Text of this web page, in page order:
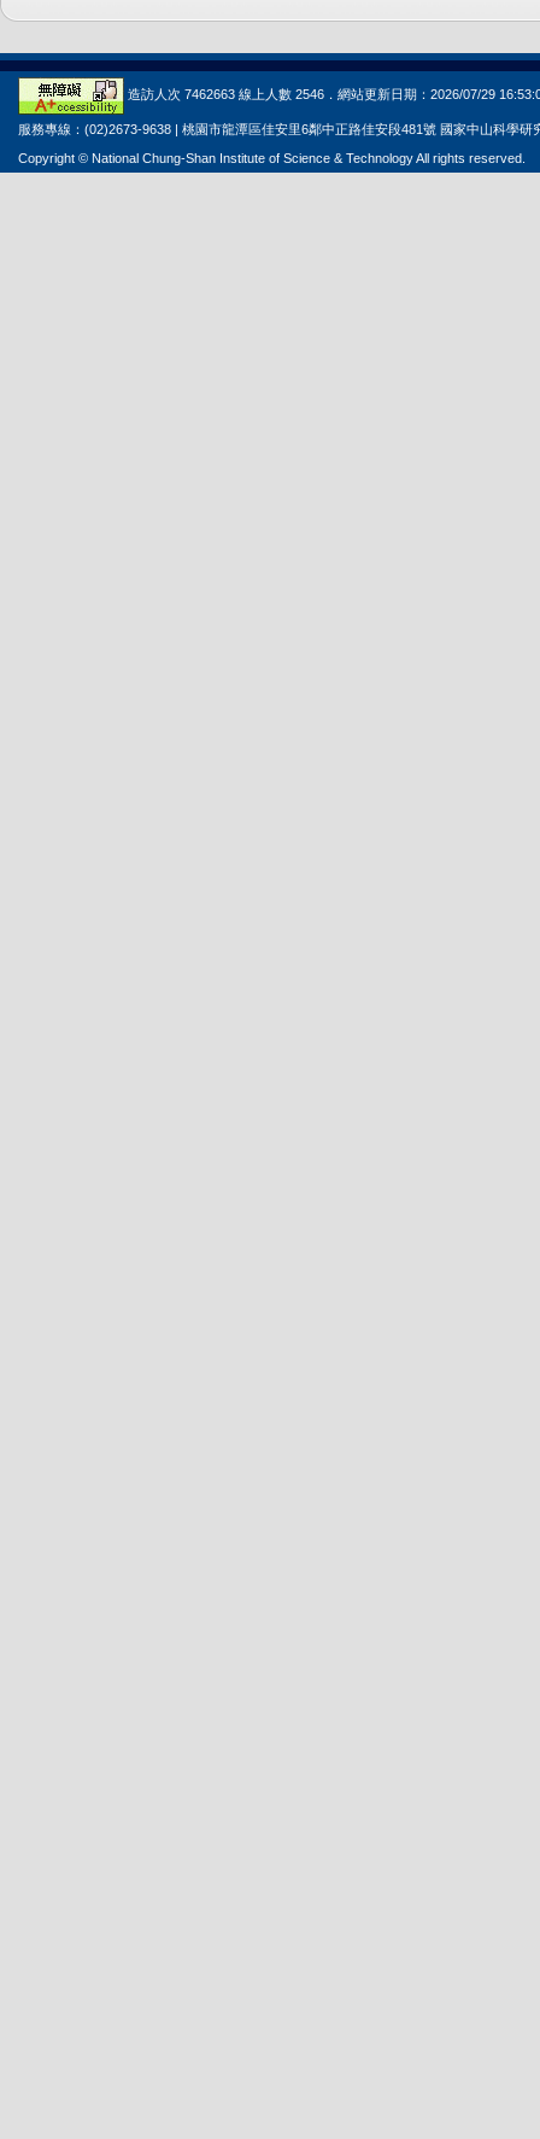
造訪人次 7462663 線上人數 2546．網站更新日期：2026/07/29
服務專線：(02)2673-9638 | 桃園市龍潭區佳安里6鄰中正路佳安段481號 國家中山科學研
Copyright © National Chung-Shan Institute of Science & Technology All rights reserved.